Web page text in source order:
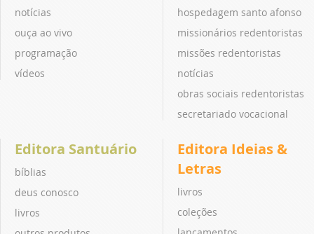
notícias
ouça ao vivo
programação
vídeos
hospedagem santo afonso
missionários redentoristas
missões redentoristas
notícias
obras sociais redentoristas
secretariado vocacional
Editora Santuário
bíblias
deus conosco
livros
Editora Ideias &
Letras
livros
coleções